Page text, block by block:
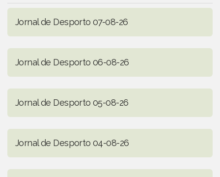
Jornal de Desporto 07-08-26
Jornal de Desporto 06-08-26
Jornal de Desporto 05-08-26
Jornal de Desporto 04-08-26